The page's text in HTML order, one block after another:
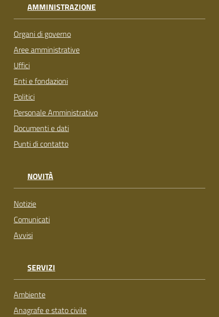
AMMINISTRAZIONE
Organi di governo
Aree amministrative
Uffici
Enti e fondazioni
Politici
Personale Amministrativo
Documenti e dati
Punti di contatto
NOVITÀ
Notizie
Comunicati
Avvisi
SERVIZI
Ambiente
Anagrafe e stato civile